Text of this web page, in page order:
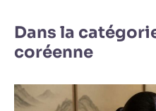
Dans la
coréenne